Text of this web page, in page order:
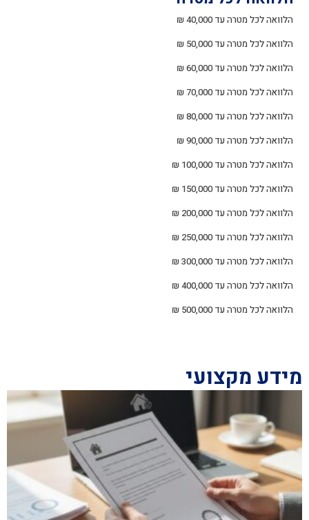
הלוואה לכל מטרה עד 40,000 ₪
הלוואה לכל מטרה עד 50,000 ₪
הלוואה לכל מטרה עד 60,000 ₪
הלוואה לכל מטרה עד 70,000 ₪
הלוואה לכל מטרה עד 80,000 ₪
הלוואה לכל מטרה עד 90,000 ₪
הלוואה לכל מטרה עד 100,000 ₪
הלוואה לכל מטרה עד 150,000 ₪
הלוואה לכל מטרה עד 200,000 ₪
הלוואה לכל מטרה עד 250,000 ₪
הלוואה לכל מטרה עד 300,000 ₪
הלוואה לכל מטרה עד 400,000 ₪
הלוואה לכל מטרה עד 500,000 ₪
מידע מקצועי